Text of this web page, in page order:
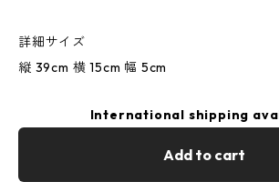
詳細サイズ
縦 39cm 横 15cm 幅 5cm
International shipping
Add to cart